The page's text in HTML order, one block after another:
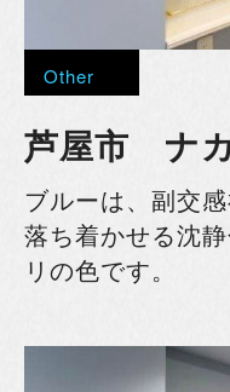
Other
芦屋市 ナ
ブルーは、副交
落ち着かせる沈
リの色です。